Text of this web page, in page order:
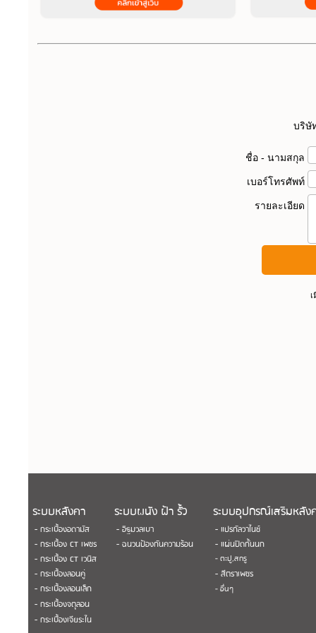
บริษั
ชื่อ - นามสกุล
เบอร์โทรศัพท์
รายละเอียด
ระบบหลังคา ระบบผนัง ฝ้า รั้ว ระบบอุปกรณ์เสริมหลัง
- กระเบื้องอดามัส - อิฐมวลเบา
- แปรกัลวาไนซ์
- กระเบื้อง CT เพชร
- ฉนวนป้องกันความร้อน
- แผ่นปิดกั้นนก
- กระเบื้อง CT เวนิส
- ตะปู,สกรู
- กระเบื้องลอนคู่
- สีตราเพชร
- กระเบื้องลอนเล็ก
- อื่นๆ
- กระเบื้องจตุลอน
- กระเบื้องเจียระไน